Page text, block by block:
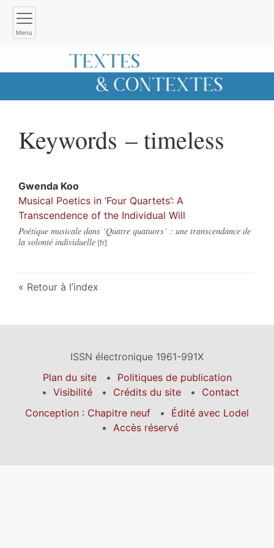
Menu
Keywords – timeless
Gwenda Koo
Musical Poetics in ‘Four Quartets’: A
Transcendence of the Individual Will
Poétique musicale dans ‘Quatre quatuors’ : une transcendance de
la volonté individuelle
Retour à l’index
ISSN électronique 1961-991X
Plan du site
Politiques de publication
Visibilité
Crédits du site
Contact
Conception : Chapitre neuf
Édité avec Lodel
Accès réservé